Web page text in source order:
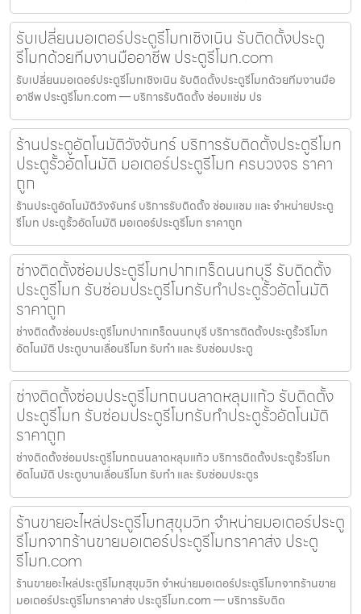
รับเปลี่ยนมอเตอร์ประตูรีโมทเชิงเนิน รับติดตั้งประตู
รีโมทด้วยทีมงานมืออาชีพ ประตูรีโมท.com
รับเปลี่ยนมอเตอร์ประตูรีโมทเชิงเนิน รับติดตั้งประตูรีโมทด้วยทีมงานมือ
อาชีพ ประตูรีโมท.com — บริการรับติดตั้ง ซ่อมแซ่ม ปร
ร้านประตูอัตโนมัติวังจันทร์ บริการรับติดตั้งประตูรีโมท
ประตูรั้วอัตโนมัติ มอเตอร์ประตูรีโมท ครบวงจร ราคา
ถูก
ร้านประตูอัตโนมัติวังจันทร์ บริการรับติดตั้ง ซ่อมแซม และ จำหน่ายประตู
รีโมท ประตูรั้วอัตโนมัติ มอเตอร์ประตูรีโมท ราคาถูก
ช่างติดตั้งซ่อมประตูรีโมทปากเกร็ดนนทบุรี รับติดตั้ง
ประตูรีโมท รับซ่อมประตูรีโมทรับทำประตูรั้วอัตโนมัติ
ราคาถูก
ช่างติดตั้งซ่อมประตูรีโมทปากเกร็ดนนทบุรี บริการติดตั้งประตูรั้วรีโมท
อัตโนมัติ ประตูบานเลื่อนรีโมท รับทำ และ รับซ่อมประตู
ช่างติดตั้งซ่อมประตูรีโมทถนนลาดหลุมแก้ว รับติดตั้ง
ประตูรีโมท รับซ่อมประตูรีโมทรับทำประตูรั้วอัตโนมัติ
ราคาถูก
ช่างติดตั้งซ่อมประตูรีโมทถนนลาดหลุมแก้ว บริการติดตั้งประตูรั้วรีโมท
อัตโนมัติ ประตูบานเลื่อนรีโมท รับทำ และ รับซ่อมประตูร
ร้านขายอะไหล่ประตูรีโมทสุขุมวิท จำหน่ายมอเตอร์ประตู
รีโมทจากร้านขายมอเตอร์ประตูรีโมทราคาส่ง ประตู
รีโมท.com
ร้านขายอะไหล่ประตูรีโมทสุขุมวิท จำหน่ายมอเตอร์ประตูรีโมทจากร้านขาย
มอเตอร์ประตูรีโมทราคาส่ง ประตูรีโมท.com — บริการรับติด